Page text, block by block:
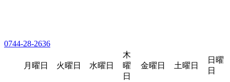
0744-28-2636
月曜日 火曜日 水曜日
木
曜
日
金曜日 土曜日
日曜
日